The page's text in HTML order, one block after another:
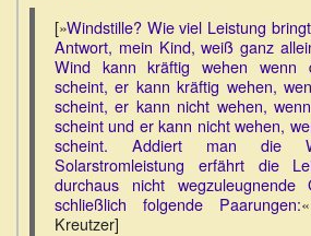
[»Windstille? Wie viel Leistung
Antwort, mein Kind, weiß ganz
Wind kann kräftig wehen wenn
scheint, er kann kräftig wehen,
scheint, er kann nicht wehen,
scheint und er kann nicht wehen,
scheint. Addiert man die
Solarstromleistung erfährt die
durchaus nicht
schließlich folgende Paarungen:
Kreutzer]